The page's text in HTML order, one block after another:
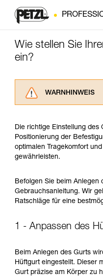
Wie stellen Sie
ein?
WARNHINWEIS
aufmerksam
ziehen. Um diese
verstehen zu
der
Die Beherrschung
entsprechende
Training voraus.
Sie ihn
verbundenen
noch andere
beschrieben
Die richtige Einstellung des
Positionierung der
optimalen Tragekomfort
gewährleisten.
Befolgen Sie beim Anlegen
Gebrauchsanleitung. Wir
Ratschläge für eine
1 - Anpassen des
Beim Anlegen des Gurts
Hüftgurt eingestellt. Dieser
Gurt präzise am Körper zu